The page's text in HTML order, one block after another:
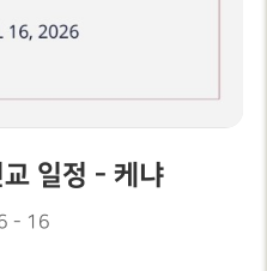
일정 - 케냐
- 16